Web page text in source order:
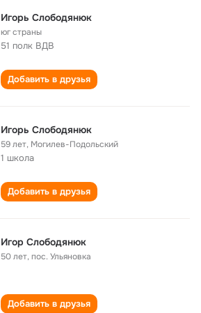
Игорь Слободянюк
юг страны
51 полк ВДВ
Добавить в друзья
Игорь Слободянюк
59 лет, Могилев-Подольский
1 школа
Добавить в друзья
Игор Слободянюк
50 лет,пос. Ульяновка
Добавить в друзья